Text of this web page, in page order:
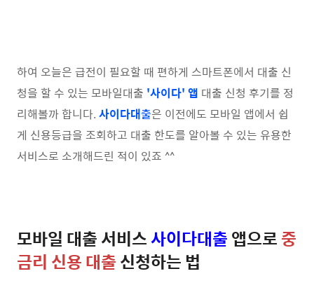
하여 오늘은 급전이 필요할 때 편하게 스마트폰에서 대출 신
청을 할 수 있는 모바일대출 '사이다' 앱 대출 신청 후기를 정
리해볼까 합니다. 사이다대출은 이전에도 모바일 앱에서 쉽
게 신용등급을 조회하고 대출 한도를 알아볼 수 있는 유용한
서비스로 소개해드린 적이 있죠 ^^
모바일 대출 서비스사이다대출앱으로중
금리 신용 대출신청하는 법